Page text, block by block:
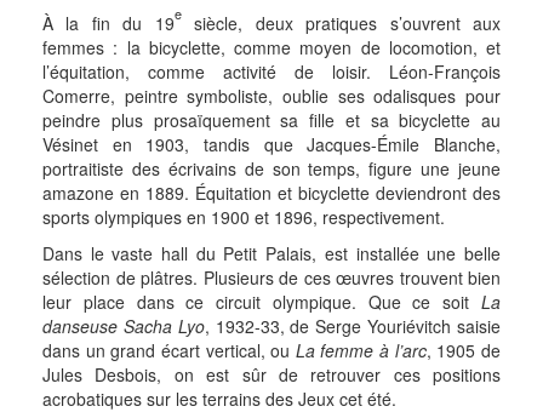
À la fin du 19esiècle, deux pratiques s’ouvrent aux
femmes : la bicyclette, comme moyen de locomotion, et
l’équitation, comme activité de loisir. Léon-François
Comerre, peintre symboliste, oublie ses odalisques pour
peindre plus prosaïquement sa fille et sa bicyclette au
Vésinet en 1903, tandis que Jacques-Émile Blanche,
portraitiste des écrivains de son temps, figure une jeune
amazone en 1889. Équitation et bicyclette deviendront des
sports olympiques en 1900 et 1896, respectivement.
Dans le vaste hall du Petit Palais, est installée une belle
sélection de plâtres. Plusieurs de ces œuvres trouvent bien
leur place dans ce circuit olympique. Que ce soit La
danseuse Sacha Lyo, 1932-33, de Serge Youriévitch saisie
dans un grand écart vertical, ou La femme à l’arc, 1905 de
Jules Desbois, on est sûr de retrouver ces positions
acrobatiques sur les terrains des Jeux cet été.